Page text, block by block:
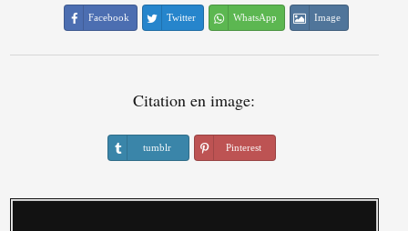
Facebook Twitter WhatsApp Image
Citation en image:
tumblr Pinterest